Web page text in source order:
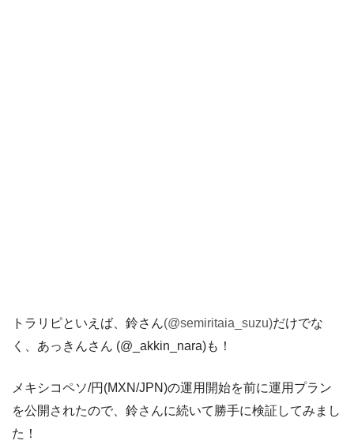
トラリピといえば、鈴さん(@semiritaia_suzu)だけでな
く、あっきんさん (@_akkin_nara)も！
メキシコペソ/円(MXN/JPN)の運用開始を前に運用プラン
を公開されたので、鈴さんに続いて勝手に検証してみまし
た！